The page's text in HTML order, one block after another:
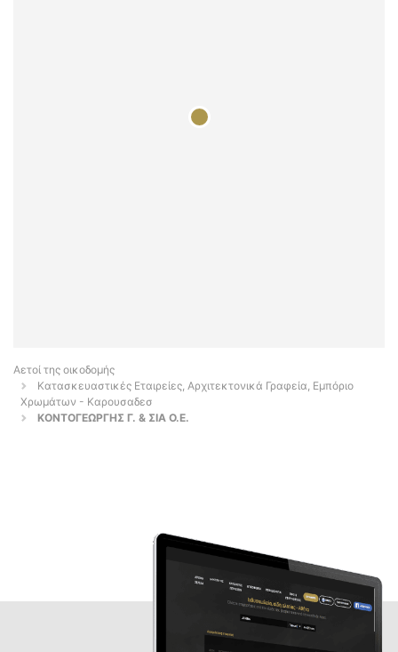
Αετοί της οικοδομής
Κατασκευαστικές Εταιρείες, Αρχιτεκτονικά Γραφεία, Εμπόριο
Χρωμάτων - Καρουσαδεσ
ΚΟΝΤΟΓΕΩΡΓΗΣ Γ. & ΣΙΑ Ο.Ε.